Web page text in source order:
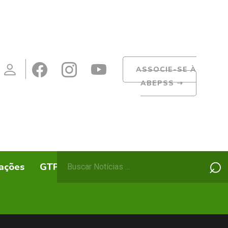
ASSOCIE-SE À
ABEPSS➝
GTPs ABEPSS Itinerante
por:
⌕